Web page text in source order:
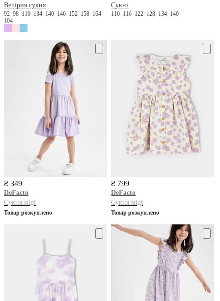
Вечірня сукня
92 98 110 134 140 146 152 158 164
104
Сукні
110 116 122 128 134 140
₴ 349
DeFacto
Сукня міді
Товар розкуплено
₴ 799
DeFacto
Сукня міді
Товар розкуплено